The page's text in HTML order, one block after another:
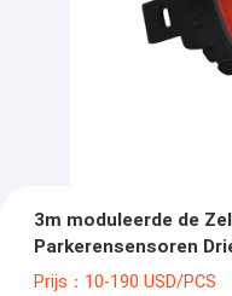
3m moduleerde de
Parkerensensoren
Prijs：10-190 USD/PCS